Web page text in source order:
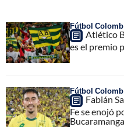
Fútbol
Atlético
es el premio
Fútbol
Fabián
Fe se enojó